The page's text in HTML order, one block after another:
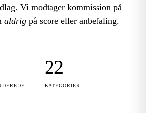
Vi modtager kommission på
aldrig på score eller anbefaling.
22
KATEGORIER